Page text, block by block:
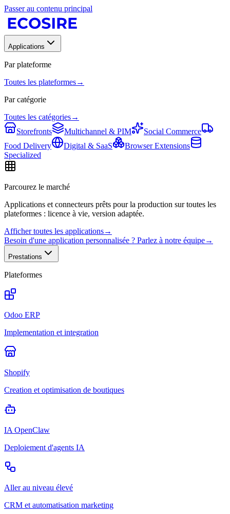
Passer au contenu principal
Applications
Par plateforme
Toutes les plateformes→
Par catégorie
Toutes les catégories→
Storefronts
Multichannel & PIM
Social Commerce
Food Delivery
Digital & SaaS
Browser Extensions
Specialized
Parcourez le marché
Applications et connecteurs prêts pour la production sur toutes les
plateformes : licence à vie, version adaptée.
Afficher toutes les applications→
Besoin d'une application personnalisée ? Parlez à notre équipe→
Prestations
Plateformes
Odoo ERP
Implementation et integration
Shopify
Creation et optimisation de boutiques
IA OpenClaw
Deploiement d'agents IA
Aller au niveau élevé
CRM et automatisation marketing